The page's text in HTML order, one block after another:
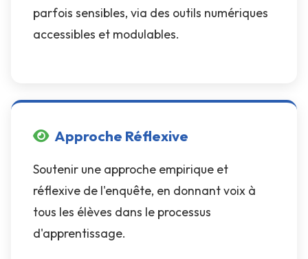
parfois sensibles, via des outils numériques
accessibles et modulables.
Approche Réflexive
Soutenir une approche empirique et
réflexive de l'enquête, en donnant voix à
tous les élèves dans le processus
d'apprentissage.